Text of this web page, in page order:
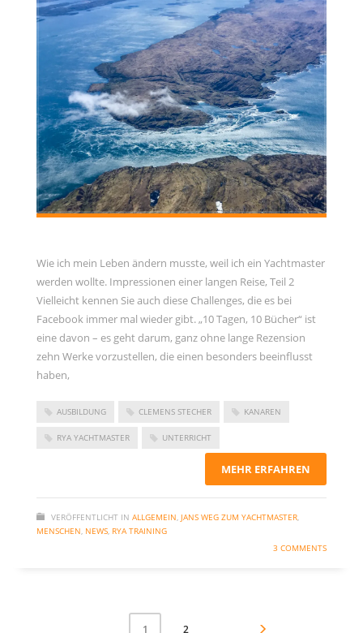
Wie ich mein Leben ändern musste, weil ich ein Yachtmaster
werden wollte. Impressionen einer langen Reise, Teil 2
Vielleicht kennen Sie auch diese Challenges, die es bei
Facebook immer mal wieder gibt. „10 Tagen, 10 Bücher“ ist
eine davon – es geht darum, ganz ohne lange Rezension
zehn Werke vorzustellen, die einen besonders beeinflusst
haben,
AUSBILDUNG CLEMENS STECHER KANAREN
RYA YACHTMASTER UNTERRICHT
MEHR ERFAHREN
VERÖFFENTLICHT IN ALLGEMEIN, JANS WEG ZUM YACHTMASTER,
MENSCHEN, NEWS, RYA TRAINING
3 COMMENTS
1 2